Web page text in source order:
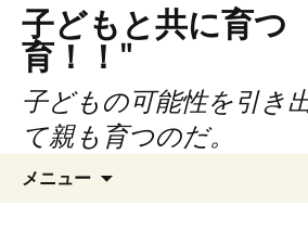
子どもと共に育
育！！"
子どもの可能性を引き
て親も育つのだ。
メニュー